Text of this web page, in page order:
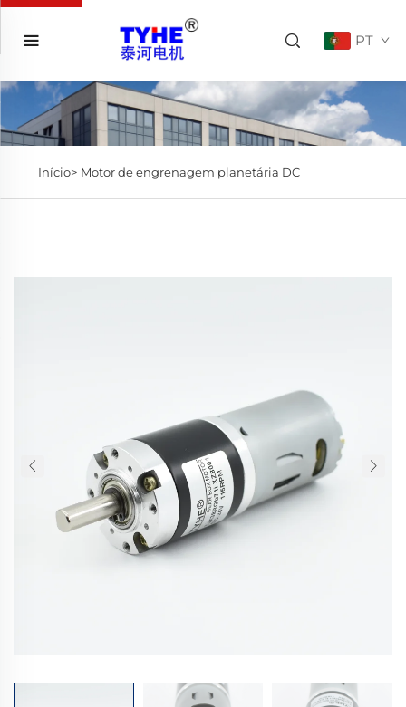
PT
Início> Motor de engrenagem planetária DC